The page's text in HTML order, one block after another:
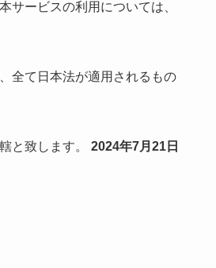
サービスの利用については、
全て日本法が適用されるもの
と致します。 2024年7月21日